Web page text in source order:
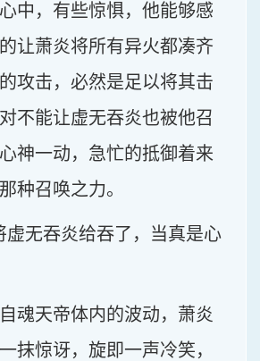
中，有些惊惧，他能够感
让萧炎将所有异火都凑齐
攻击，必然是足以将其击
不能让虚无吞炎也被他召
神一动，急忙的抵御着来
种召唤之力。
虚无吞炎给吞了，当真是心
魂天帝体内的波动，萧炎
抹惊讶，旋即一声冷笑，